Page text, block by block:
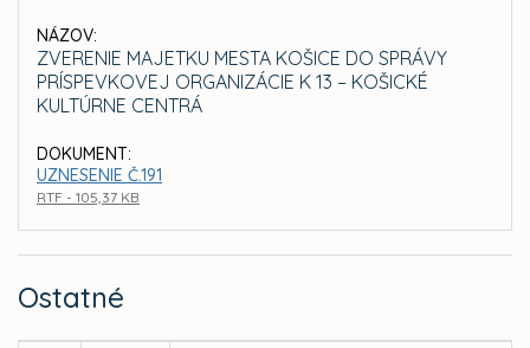
NÁZOV:
ZVERENIE MAJETKU MESTA KOŠICE DO SPRÁVY
PRÍSPEVKOVEJ ORGANIZÁCIE K 13 – KOŠICKÉ
KULTÚRNE CENTRÁ
DOKUMENT:
UZNESENIE Č.191
RTF - 105,37 KB
Ostatné